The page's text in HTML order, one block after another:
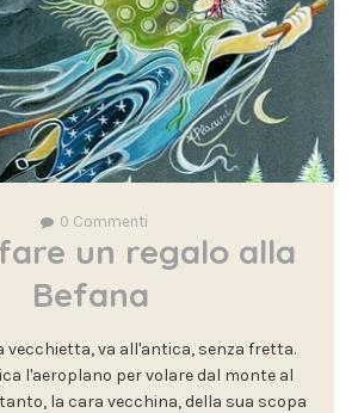
0 Commenti
un regalo alla
Befana
vecchietta, va all'antica, senza fretta.
l'aeroplano per volare dal monte al
la cara vecchina, della sua scopa